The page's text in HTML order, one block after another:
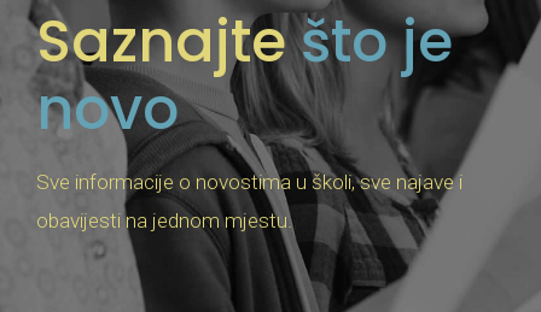
Saznajtešto je
novo
Sve informacije o novostima u školi, sve najave i
obavijesti na jednom mjestu.